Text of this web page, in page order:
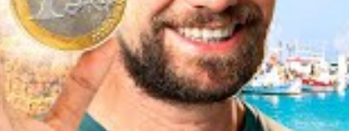
souvent entouré de voyageurs dont les histoires
soit une discussion informelle avec votre voisin de siège
partagées, le train favorise une ambiance sociale